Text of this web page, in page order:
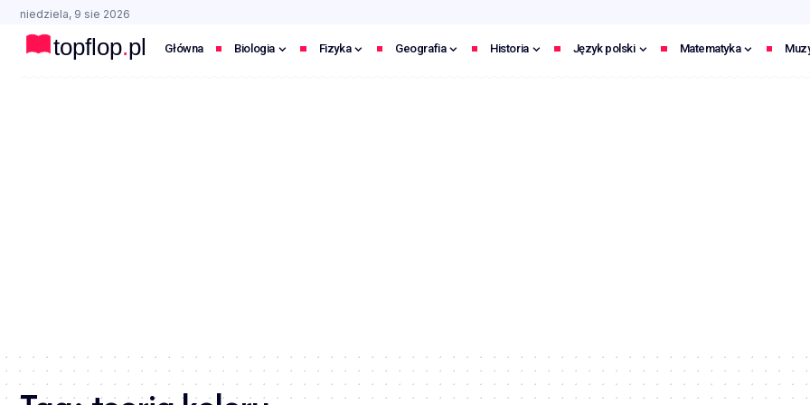
niedziela, 9 sie 2026
Główna Biologia Fizyka Geografia Historia Język polski Matematyka